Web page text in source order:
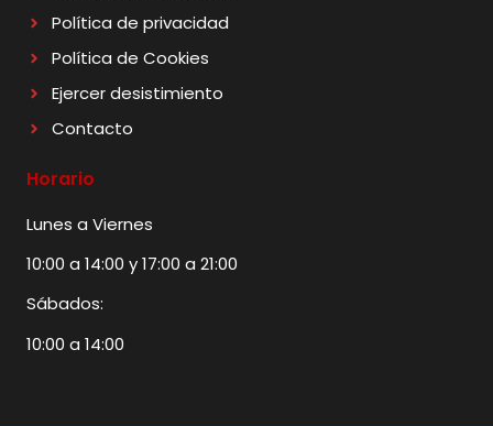
Política de privacidad
Política de Cookies
Ejercer desistimiento
Contacto
Horario
Lunes a Viernes
10:00 a 14:00 y 17:00 a 21:00
Sábados:
10:00 a 14:00